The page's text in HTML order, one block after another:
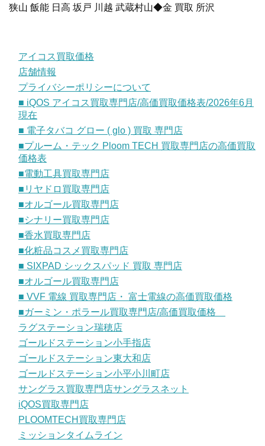
狭山 飯能 日高 坂戸 川越 武蔵村山◆金 買取 所沢
アイコス買取価格
店舗情報
プライバシーポリシーについて
■ iQOS アイコス買取専門店/高価買取価格表/2026年6月
現在
■ 電子タバコ グロー ( glo ) 買取 専門店
■プルーム・テック Ploom TECH 買取専門店の高価買取
価格表
■電動工具買取専門店
■リヤドロ買取専門店
■オルゴール買取専門店
■シナリー買取専門店
■香水買取専門店
■化粧品コスメ買取専門店
■ SIXPAD シックスパッド 買取 専門店
■オルゴール買取専門店
■ VVF 電線 買取専門店・ 富士電線の高価買取価格
■ガーミン・ポラール買取専門店/高価買取価格
ラグステーション瑞穂店
ゴールドステーション小手指店
ゴールドステーション東大和店
ゴールドステーション小平小川町店
サングラス買取専門店サングラスネット
iQOS買取専門店
PLOOMTECH買取専門店
ミッションタイムライン